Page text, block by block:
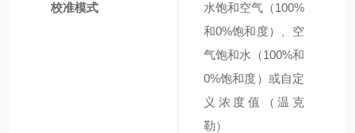
校准模式
水饱和空气（100%
和0%饱和度）、空
气饱和水（100%和
0%饱和度）或自定
义浓度值（温克
勒）